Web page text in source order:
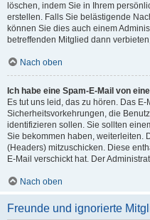
löschen, indem Sie in Ihrem
erstellen. Falls Sie belästigende
können Sie dies auch einem
betreffenden Mitglied dann
Nach oben
Ich habe eine Spam-E-Mail von
Es tut uns leid, das zu hören. Das
Sicherheitsvorkehrungen, die
identifizieren sollen. Sie sollten
Sie bekommen haben, weiterleiten.
(Headers) mitzuschicken. Diese
E-Mail verschickt hat. Der
Nach oben
Freunde und ignorierte